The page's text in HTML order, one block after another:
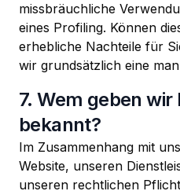
missbräuchliche
eines Profiling. Können
erhebliche Nachteile für
wir grundsätzlich eine
7. Wem geben wir
bekannt?
Im Zusammenhang mit
Website, unseren
unseren rechtlichen